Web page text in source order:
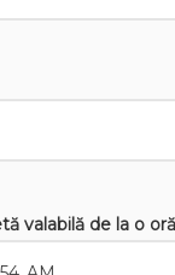
valabilă de la o